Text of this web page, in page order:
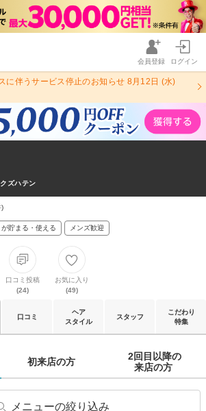
会員登録 ログイン
に伴うサービス停止のお知らせ 8月12日 (水)
ズハテン
が貯まる・使える メンズ歓迎
口コミ投稿
(24)
お気に入り
(49)
口コミ
ヘア
スタイル
スタッフ
こだわり
特集
初来店の方
2回目以降の
来店の方
メニューの絞り込み